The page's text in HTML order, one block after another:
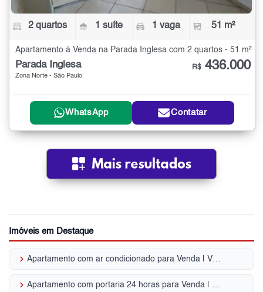
2 quartos 1 suíte 1 vaga 51 m²
Apartamento à Venda na Parada Inglesa com 2 quartos - 51 m²
Parada Inglesa
Zona Norte - São Paulo
R$ 436.000
WhatsApp Contatar
Imóveis em Destaque
keyboard_arrow_right Apartamento com ar condicionado para Venda | Vila Dom Pedro II
keyboard_arrow_right Apartamento com portaria 24 horas para Venda | Vila Dom Pedro II